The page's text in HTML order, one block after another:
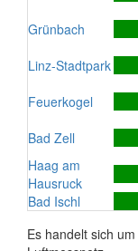
Grünbach
Linz-Stadtpark
Feuerkogel
Bad Zell
Haag am
Hausruck
Bad Ischl
Es handelt sich